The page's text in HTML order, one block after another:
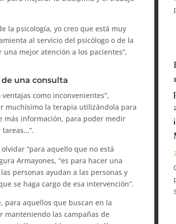
la psicología, yo creo que está muy
al servicio del psicólogo o de la
mejor atención a los pacientes”,
una consulta
como inconvenientes”,
muchísimo la terapia utilizándola para
más información, para poder medir
“para aquello que no está
Armayones, “es para hacer una
personas ayudan a las personas y
se haga cargo de esa intervención”.
para aquellos que buscan en la
manteniendo las campañas de